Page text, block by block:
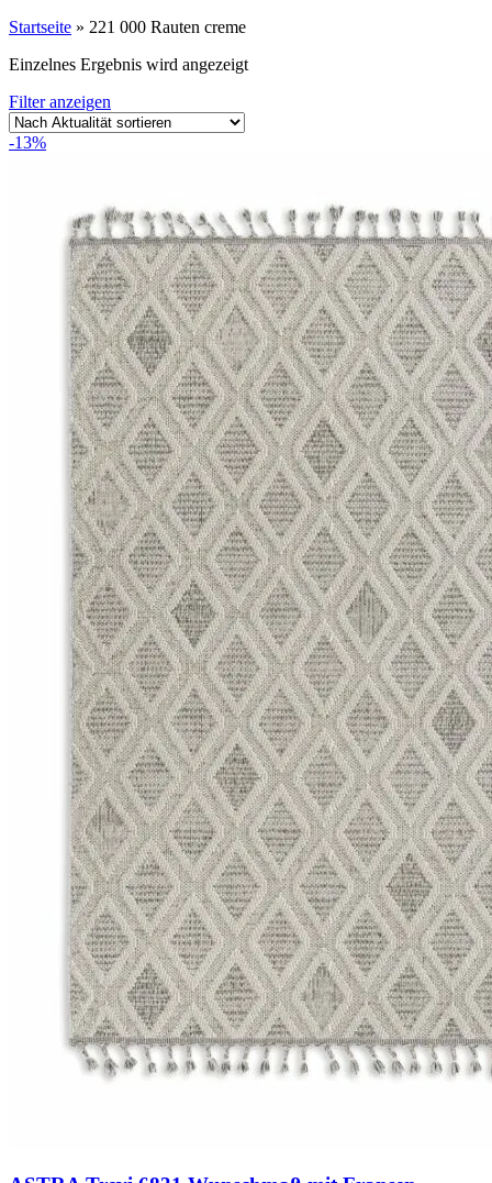
Startseite » 221 000 Rauten creme
Einzelnes Ergebnis wird angezeigt
Filter anzeigen
-13%